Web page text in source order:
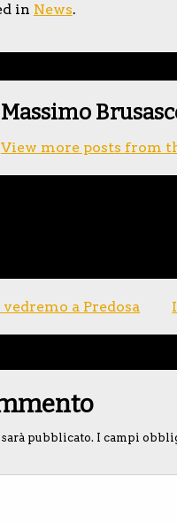
in News.
Massimo
View more posts from
vedremo a Predosa
pubblicato. I campi